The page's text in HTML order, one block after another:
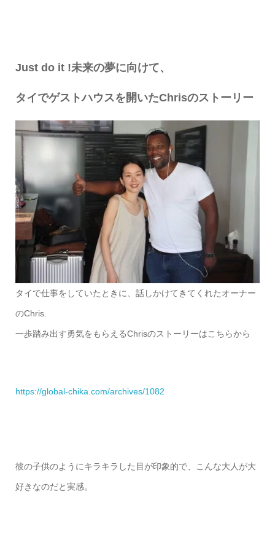
Just do it !未来の夢に向けて、
タイでゲストハウスを開いたChrisのストーリー
タイで仕事をしていたときに、話しかけてきてくれたオーナー
のChris.
一歩踏み出す勇気をもらえるChrisのストーリーはこちらから
https://global-chika.com/archives/1082
彼の子供のようにキラキラした目が印象的で、こんな大人が大
好きなのだと実感。